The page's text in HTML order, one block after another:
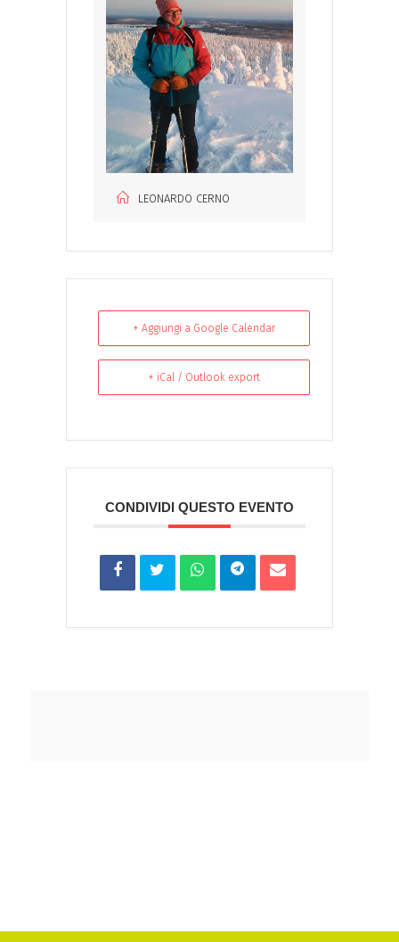
LEONARDO CERNO
+ Aggiungi a Google Calendar
+ iCal / Outlook export
CONDIVIDI QUESTO EVENTO